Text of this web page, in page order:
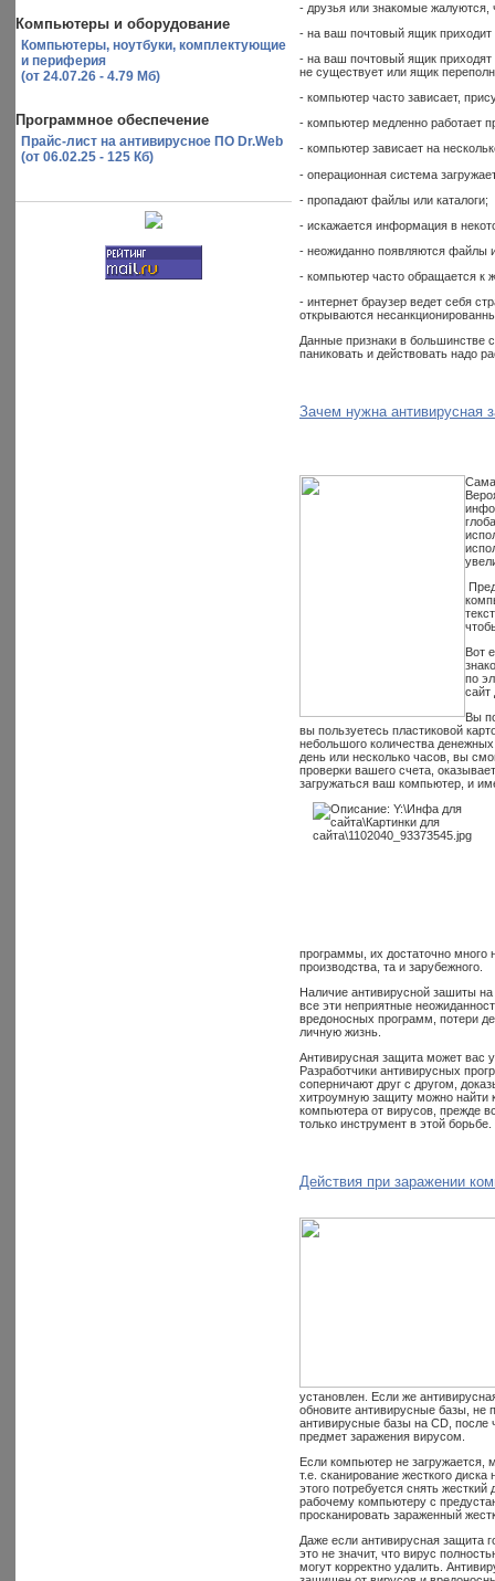
Компьютеры и оборудование
Компьютеры, ноутбуки, комплектующие
и периферия
(от 24.07.26 - 4.79 Мб)
Программное обеспечение
Прайс-лист на антивирусное ПО Dr.Web
(от 06.02.25 - 125 Кб)
- друзья или знакомые
- на ваш почтовый ящик приходит
- на ваш почтовый ящик приходят
не существует или ящик
- компьютер часто зависает,
- компьютер медленно работает
- компьютер зависает на
- операционная система
- пропадают файлы или каталоги;
- искажается информация в
- неожиданно появляются файлы
- компьютер часто обращается к
- интернет браузер ведет себя
открываются
Данные признаки в большинстве
паниковать и действовать надо
Зачем нужна антивирусная
Вот
по
сайт
Вы
вы пользуетесь пластиковой
небольшого количества
день или несколько часов, вы
проверки вашего счета,
загружаться ваш компьютер, и
программы, их достаточно много
производства, та и зарубежного.
Наличие антивирусной зашиты
все эти неприятные
вредоносных программ, потери
личную жизнь.
Антивирусная защита может вас
Разработчики антивирусных
соперничают друг с другом,
хитроумную защиту можно найти
компьютера от вирусов, прежде
только инструмент в этой борьбе.
Действия при заражении
установлен. Если же
обновите антивирусные базы, не
антивирусные базы на CD, после
предмет заражения вирусом.
Если компьютер не загружается,
т.е. сканирование жесткого
этого потребуется снять
рабочему компьютеру с
просканировать зараженный
Даже если антивирусная защита
это не значит, что вирус
могут корректно удалить.